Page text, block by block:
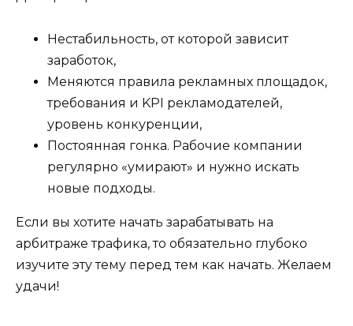
Нестабильность, от которой зависит
заработок,
Меняются правила рекламных площадок,
требования и KPI рекламодателей,
уровень конкуренции,
Постоянная гонка. Рабочие компании
регулярно «умирают» и нужно искать
новые подходы.
Если вы хотите начать зарабатывать на
арбитраже трафика, то обязательно глубоко
изучите эту тему перед тем как начать. Желаем
удачи!